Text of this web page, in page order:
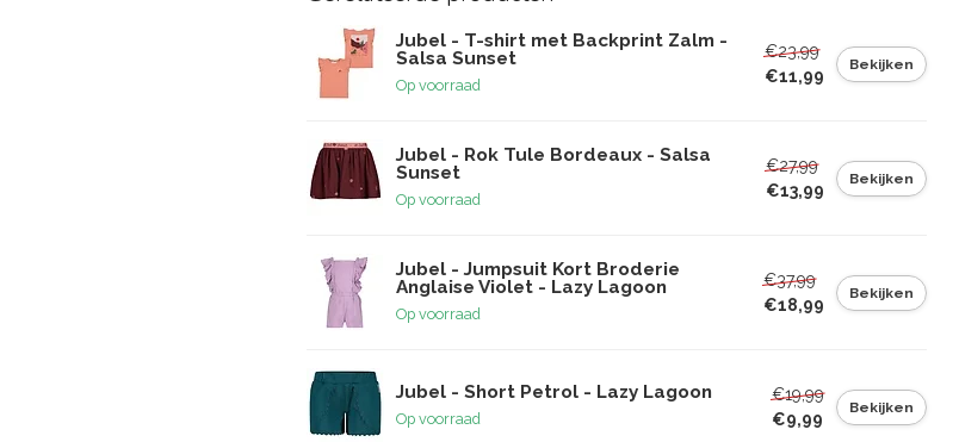
Jubel - T-shirt met Backprint Zalm -
Salsa Sunset
Op voorraad
€23,99
€11,99
Bekijken
Jubel - Rok Tule Bordeaux - Salsa
Sunset
Op voorraad
€27,99
€13,99
Bekijken
Jubel - Jumpsuit Kort Broderie
Anglaise Violet - Lazy Lagoon
Op voorraad
€37,99
€18,99
Bekijken
Jubel - Short Petrol - Lazy Lagoon
Op voorraad
€19,99
€9,99
Bekijken